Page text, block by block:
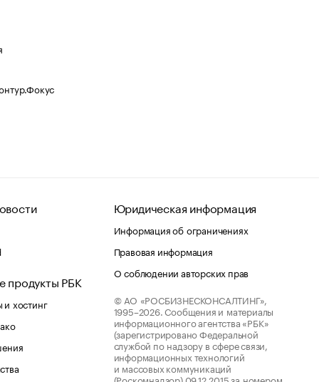
продукты РБК
хостинг
Юридическая информация
Информация об ограничениях
Правовая информация
О соблюдении авторских прав
© АО «РОСБИЗНЕСКОНСАЛТИНГ»,
1995–2026. Сообщения и материалы
информационного агентства «РБК»
(зарегистрировано Федеральной
службой по надзору в сфере связи,
информационных технологий
и массовых коммуникаций
(Роскомнадзор) 09.12.2015 за номером